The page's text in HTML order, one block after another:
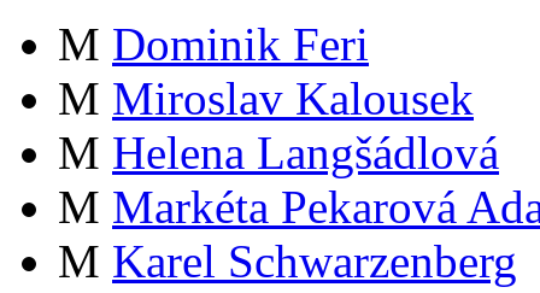
M Dominik Feri
M Miroslav Kalousek
M Helena Langšádlová
M Markéta Pekarová
M Karel Schwarzenberg